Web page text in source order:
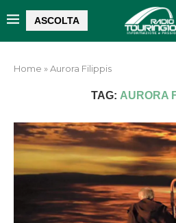
ASCOLTA
Home »Aurora Filippis
TAG: AURORA